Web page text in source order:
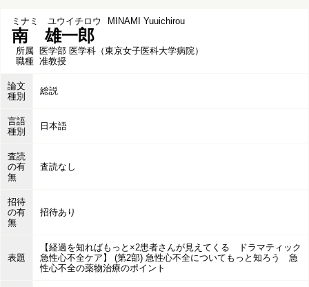
ミナミ ユウイチロウ MINAMI Yuuichirou
南 雄一郎
所属 医学部 医学科（東京女子医科大学病院）
職種 准教授
論文
種別
総説
言語
種別
日本語
査読
の有
無
査読なし
招待
の有
無
招待あり
表題
【経過を知ればもっと×2患者さんが見えてくる ドラマティック
急性心不全ケア】 (第2部) 急性心不全についてもっと知ろう 急
性心不全の薬物治療のポイント